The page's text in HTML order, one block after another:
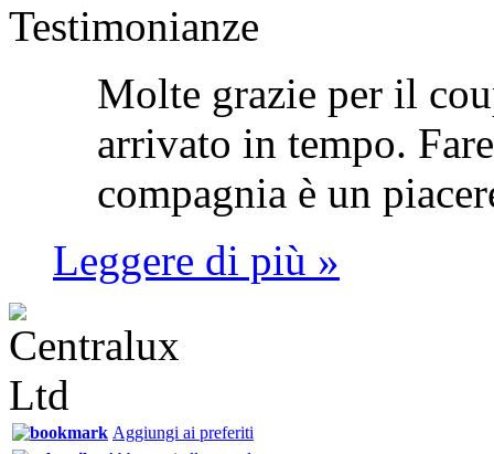
Testimonianze
Molte grazie per il
arrivato in tempo.
compagnia è un
Leggere di più »
Aggiungi ai preferiti